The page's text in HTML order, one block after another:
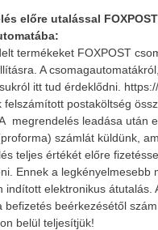
előre utalással FOXPOST
termékeket FOXPOST
A csomagautomatákról,
itt tud érdeklődni.
felszámított postaköltség
megrendelés leadása után
számlát küldünk,
teljes értékét előre
Ennek a legkényelmesebb
indított elektronikus átutalás.
befizetés beérkezésétől
belül teljesítjük!